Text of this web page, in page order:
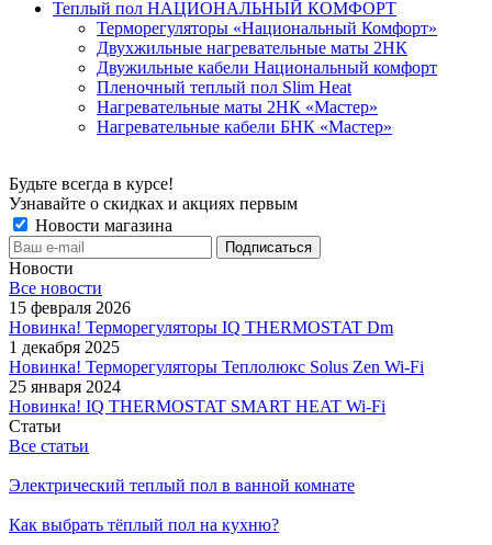
Теплый пол НАЦИОНАЛЬНЫЙ КОМФОРТ
Терморегуляторы «Национальный Комфорт»
Двухжильные нагревательные маты 2НК
Двужильные кабели Национальный комфорт
Пленочный теплый пол Slim Heat
Нагревательные маты 2НК «Мастер»
Нагревательные кабели БНК «Мастер»
Будьте всегда в курсе!
Узнавайте о скидках и акциях первым
Новости магазина
Новости
Все новости
15 февраля 2026
Новинка! Терморегуляторы IQ THERMOSTAT Dm
1 декабря 2025
Новинка! Терморегуляторы Теплолюкс Solus Zen Wi-Fi
25 января 2024
Новинка! IQ THERMOSTAT SMART HEAT Wi-Fi
Статьи
Все статьи
Электрический теплый пол в ванной комнате
Как выбрать тёплый пол на кухню?